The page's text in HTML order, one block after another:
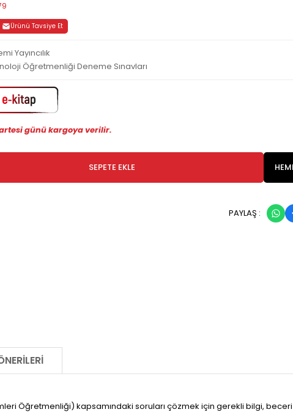
Ürünü Tavsiye Et
Yayıncılık
Öğretmenliği Deneme Sınavları
günü kargoya verilir.
SEPETE EKLE
PAYLAŞ :
Öğretmenliği) kapsamındaki soruları çözmek için gerekli bilgi,